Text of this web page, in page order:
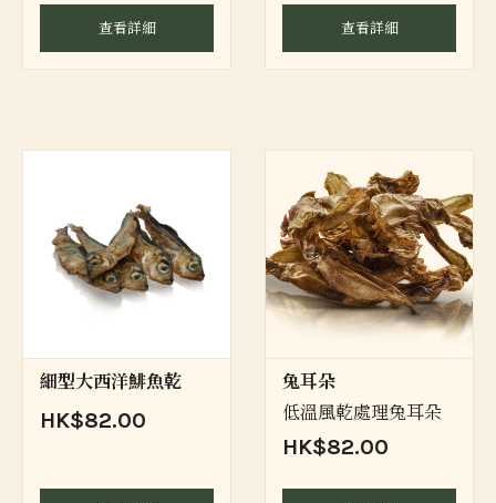
查看詳細 查看詳細
細型大西洋鯡魚乾
HK$82.00
兔耳朵
低溫風乾處理兔耳朵
HK$82.00